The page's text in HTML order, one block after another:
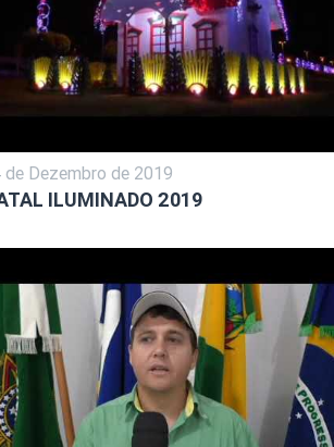
de Dezembro de 2019
ILUMINADO 2019